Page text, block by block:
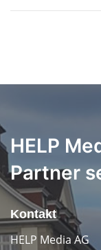
HELP
Partner
Kontakt
HELP Media AG